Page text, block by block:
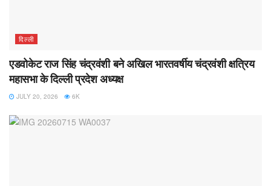
दिल्ली
एडवोकेट राज सिंह चंद्रवंशी बने अखिल भारतवर्षीय चंद्रवंशी क्षत्रिय
महासभा के दिल्ली प्रदेश अध्यक्ष
JULY 20, 2026 6K